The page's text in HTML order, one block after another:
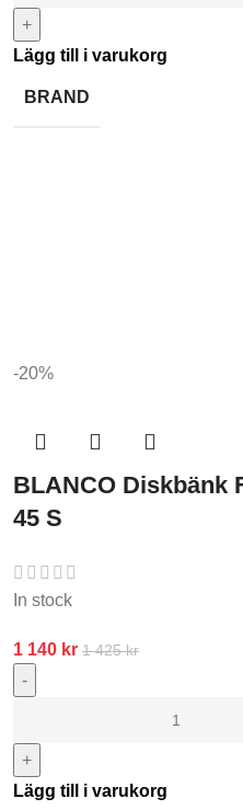
+
Lägg till i varukorg
BRAND
-20%
BLANCO Diskbänk
45 S
In stock
1 140 kr 1 425kr
-
+
Lägg till i varukorg